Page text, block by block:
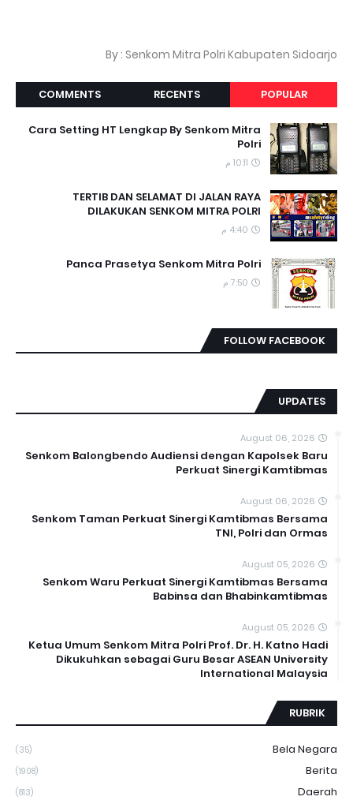
By : Senkom Mitra Polri Kabupaten Sidoarjo
POPULAR
RECENTS
COMMENTS
Cara Setting HT Lengkap By Senkom Mitra
Polri
10:11 م
TERTIB DAN SELAMAT DI JALAN RAYA
DILAKUKAN SENKOM MITRA POLRI
4:40 م
Panca Prasetya Senkom Mitra Polri
7:50 م
FOLLOW FACEBOOK
UPDATES
August 06, 2026
Senkom Balongbendo Audiensi dengan Kapolsek Baru
Perkuat Sinergi Kamtibmas
August 06, 2026
Senkom Taman Perkuat Sinergi Kamtibmas Bersama
TNI, Polri dan Ormas
August 05, 2026
Senkom Waru Perkuat Sinergi Kamtibmas Bersama
Babinsa dan Bhabinkamtibmas
August 05, 2026
Ketua Umum Senkom Mitra Polri Prof. Dr. H. Katno Hadi
Dikukuhkan sebagai Guru Besar ASEAN University
International Malaysia
RUBRIK
Bela Negara
(35)
Berita
(1908)
Daerah
(813)